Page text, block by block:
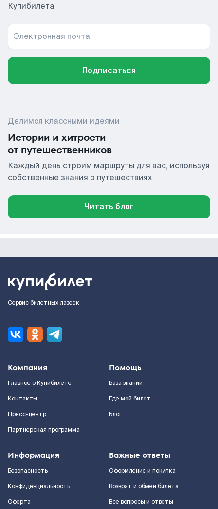
Купибилета
Электронная почта
Подписаться
Делимся классными идеями
Истории и хитрости
от путешественников
Каждый день строим маршруты для вас, используя
собственные знания о путешествиях
Читать блог
Сервис билетных лазеек
Компания
Главное о Купибилете
Контакты
Пресс-центр
Партнерская программа
Помощь
База знаний
Где мой билет
Блог
Информация
Безопасность
Конфиденциальность
Оферта
Важные ответы
Оформление и покупка
Возврат и обмен билета
Все вопросы и ответы